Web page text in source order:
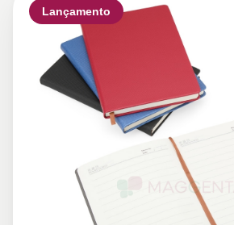
Lançamento